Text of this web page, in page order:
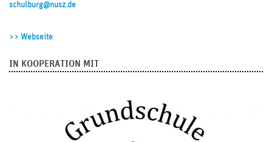
schulburg@nusz.de
>> Webseite
IN KOOPERATION MIT